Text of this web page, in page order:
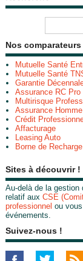
Nos
Mutuelle Santé
Mutuelle Santé
Garantie
Assurance RC Pro
Multirisque
Assurance
Crédit
Affacturage
Leasing Auto
Borne de Recharge
Sites à découvrir !
Au-delà de la gestion
relatif aux CSE
professionnel ou
événements.
Suivez-nous !